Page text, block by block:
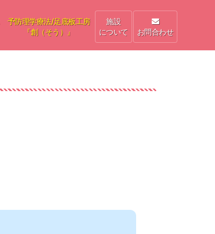
予防理学療法/足底板工房
『創（そう）』
施設
について
お問合わせ